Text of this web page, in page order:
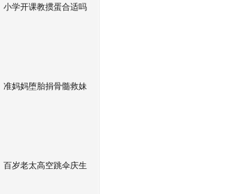
小学开课教掼蛋合适吗
准妈妈堕胎捐骨髓救妹
百岁老太高空跳伞庆生